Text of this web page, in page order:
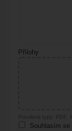
Přílohy
Povolené typy: PDF,
Souhlasím se